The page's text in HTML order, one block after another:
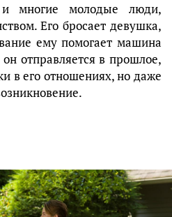
многие молодые люди,
Его бросает девушка,
ему помогает машина
отправляется в прошлое,
в его отношениях, но даже